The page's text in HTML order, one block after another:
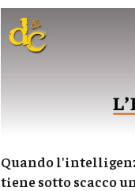
Quando
tiene sotto scacco